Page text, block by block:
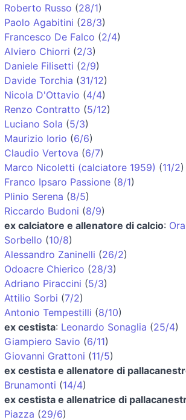
Roberto Russo (28/1)
Paolo Agabitini (28/3)
Francesco De Falco (2/4)
Alviero Chiorri (2/3)
Daniele Filisetti (2/9)
Davide Torchia (31/12)
Nicola D'Ottavio (4/4)
Renzo Contratto (5/12)
Luciano Sola (5/3)
Maurizio Iorio (6/6)
Claudio Vertova (6/7)
Marco Nicoletti (calciatore 1959) (11/2)
Franco Ipsaro Passione (8/1)
Plinio Serena (8/5)
Riccardo Budoni (8/9)
ex calciatore e allenatore di calcio:
Sorbello (10/8)
Alessandro Zaninelli (26/2)
Odoacre Chierico (28/3)
Adriano Piraccini (5/3)
Attilio Sorbi (7/2)
Antonio Tempestilli (8/10)
ex cestista: Leonardo Sonaglia (25/4)
Giampiero Savio (6/11)
Giovanni Grattoni (11/5)
ex cestista e allenatore di
Brunamonti (14/4)
ex cestista e allenatrice di
Piazza (29/6)